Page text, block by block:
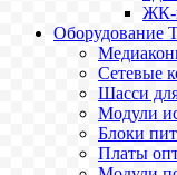
ЖК-
Оборудование
Сетевые
Шасси
Модули
Блоки
Платы